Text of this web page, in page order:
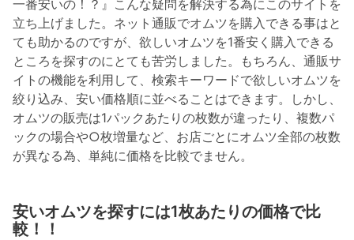
一番安いの！？』こんな疑問を解決する為にこのサイトを
立ち上げました。ネット通販でオムツを購入できる事はと
ても助かるのですが、欲しいオムツを1番安く購入できる
ところを探すのにとても苦労しました。もちろん、通販サ
イトの機能を利用して、検索キーワードで欲しいオムツを
絞り込み、安い価格順に並べることはできます。しかし、
オムツの販売は1パックあたりの枚数が違ったり、複数パ
ックの場合や○枚増量など、お店ごとにオムツ全部の枚数
が異なる為、単純に価格を比較でません。
安いオムツを探すには1枚あたりの価格で比
較！！